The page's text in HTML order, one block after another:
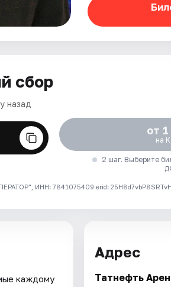
сбор
назад
от
на
2 шаг. Выберите
ИНН: 7841075409 erid:
каждому
Адрес
Татнефть